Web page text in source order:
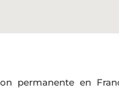
permanente en